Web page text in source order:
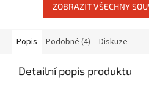
ZOBRAZIT VŠECHNY
Popis Podobné (4) Diskuze
Detailní popis produktu